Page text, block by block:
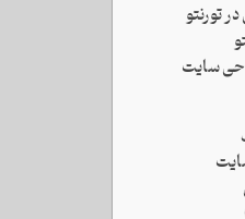
تورنتو
سایت